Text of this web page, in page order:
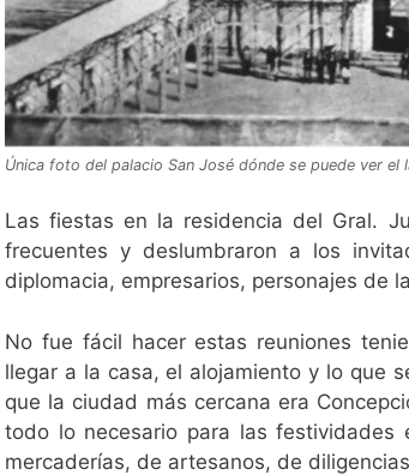
Única foto del palacio San José dónde se puede ver
Las fiestas en la residencia del Gral.
frecuentes y deslumbraron a los
diplomacia, empresarios, personajes de
No fue fácil hacer estas reuniones
llegar a la casa, el alojamiento y lo que
que la ciudad más cercana era
todo lo necesario para las
mercaderías, de artesanos, de